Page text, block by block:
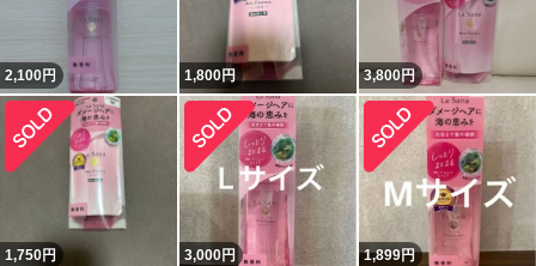
2,100円 1,800円 3,800円
1,750円 3,000円 1,899円